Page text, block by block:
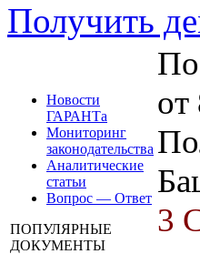
Получить
Новости
ГАРАНТа
Мониторинг
законодательства
Аналитические
статьи
Вопрос — Ответ
ПОПУЛЯРНЫЕ
ДОКУМЕНТЫ
от
3